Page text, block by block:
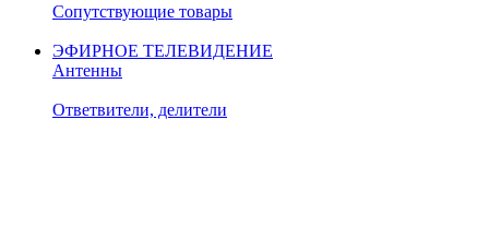
Сопутствующие товары
ЭФИРНОЕ ТЕЛЕВИДЕНИЕ
Антенны
Ответвители, делители